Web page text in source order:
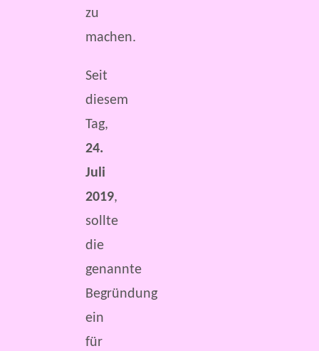
zu
machen.
Seit
diesem
Tag,
24.
Juli
2019,
sollte
die
genannte
Begründung
ein
für